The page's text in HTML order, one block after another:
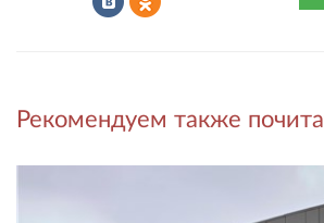
во в
Рекомендуем также